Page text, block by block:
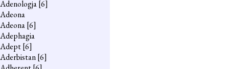
Adenologja[6]
Adeona
Adeona[6]
Adephagia
Adept[6]
Aderbistan[6]